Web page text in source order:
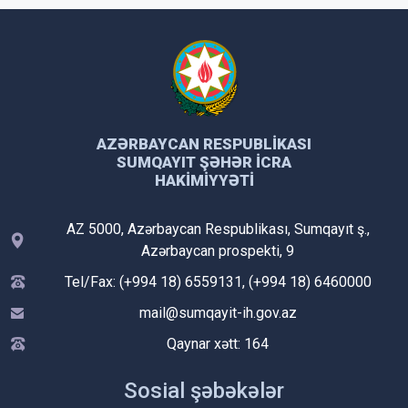
AZƏRBAYCAN RESPUBLIKASI
SUMQAYIT ŞƏHƏR İCRA
HAKIMIYYƏTI
AZ 5000, Azərbaycan Respublikası, Sumqayıt ş.,
Azərbaycan prospekti, 9
Tel/Fax: (+994 18) 6559131, (+994 18) 6460000
mail@sumqayit-ih.gov.az
Qaynar xətt: 164
Sosial şəbəkələr